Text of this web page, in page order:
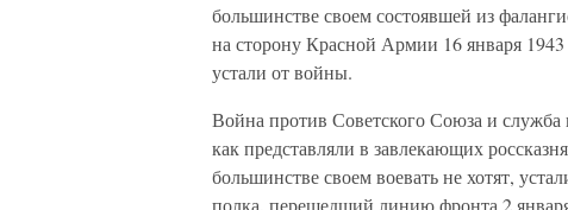
большинстве своем состоявшей из
на сторону Красной Армии 16 января
устали от войны.
Война против Советского Союза и служба
как представляли в завлекающих
большинстве своем воевать не хотят,
полка, перешедший линию фронта 2